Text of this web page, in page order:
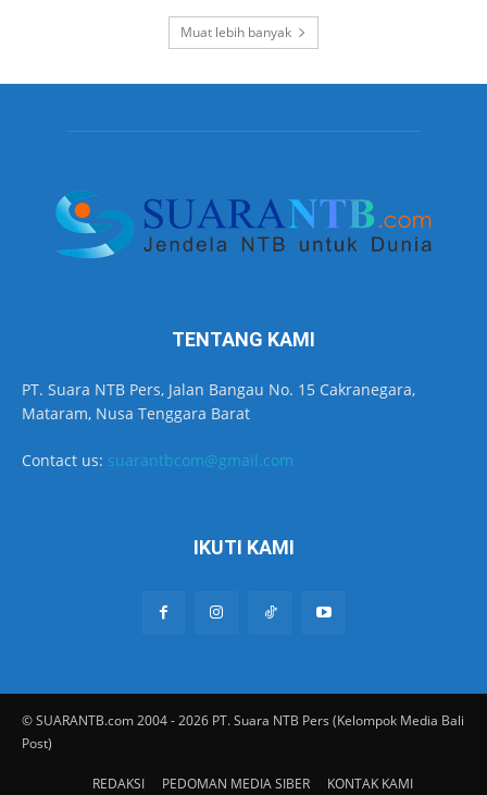
Muat lebih banyak
TENTANG KAMI
PT. Suara NTB Pers, Jalan Bangau No. 15 Cakranegara,
Mataram, Nusa Tenggara Barat
Contact us: suarantbcom@gmail.com
IKUTI KAMI
© SUARANTB.com 2004 - 2026 PT. Suara NTB Pers (Kelompok Media Bali
Post)
REDAKSI PEDOMAN MEDIA SIBER KONTAK KAMI